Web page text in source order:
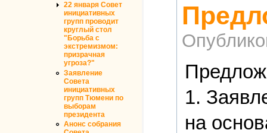
22 января Совет
инициативных
групп проводит
круглый стол
"Борьба с
экстремизмом:
призрачная
угроза?"
Заявление
Совета
инициативных
групп Тюмени по
выборам
президента
Анонс собрания
1.
на